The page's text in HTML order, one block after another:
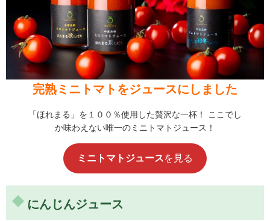
完熟ミニトマトをジュースにしました
「ほれまる」を１００％使用した贅沢な一杯！ ここでし
か味わえない唯一のミニトマトジュース！
ミニトマトジュースを見る
にんじんジュース